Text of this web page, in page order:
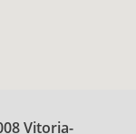
Vitoria-